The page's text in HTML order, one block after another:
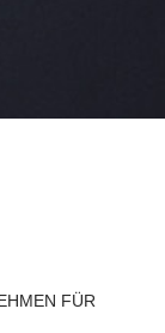
FÜR